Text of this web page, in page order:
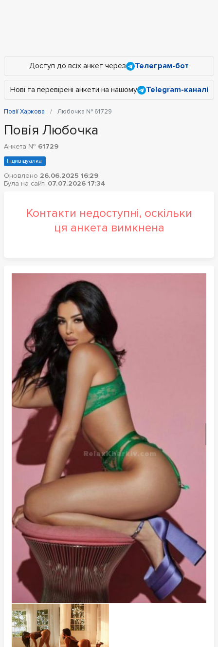
Доступ до всіх анкет через Телеграм-бот
Нові та перевірені анкети на нашому Telegram-каналі
Повії Харкова Любочка № 61729
Повія Любочка
Анкета № 61729
Індивідуалка
Оновлено 26.06.2025 16:29
Була на сайті 07.07.2026 17:34
Контакти недоступні, оскільки
ця анкета вимкнена